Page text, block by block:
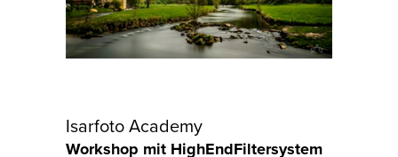
Isarfoto Academy
Workshop mit HighEndFiltersystem